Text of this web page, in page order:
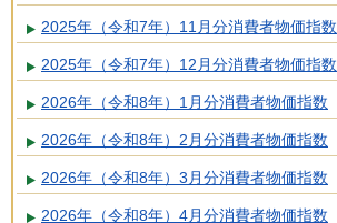
2025年（令和7年）11月分消費者物価指数
2025年（令和7年）12月分消費者物価指数
2026年（令和8年）1月分消費者物価指数
2026年（令和8年）2月分消費者物価指数
2026年（令和8年）3月分消費者物価指数
2026年（令和8年）4月分消費者物価指数